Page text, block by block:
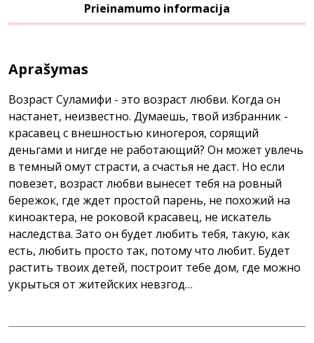
Prieinamumo informacija
Aprašymas
Возраст Суламифи - это возраст любви. Когда он
настанет, неизвестно. Думаешь, твой избранник -
красавец с внешностью киногероя, сорящий
деньгами и нигде не работающий? Он может увлечь
в темный омут страсти, а счастья не даст. Но если
повезет, возраст любви вынесет тебя на ровный
бережок, где ждет простой парень, не похожий на
киноактера, не роковой красавец, не искатель
наследства. Зато он будет любить тебя, такую, как
есть, любить просто так, потому что любит. Будет
растить твоих детей, построит тебе дом, где можно
укрыться от житейских невзгод…